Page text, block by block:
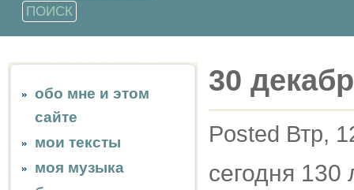
обо мне и этом
сайте
мои тексты
моя музыка
30
Posted Втр,
сегодня